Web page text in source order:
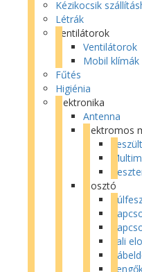
Kézikocsik
Létrák
Ventilátorok
Ventilátorok
Mobil klímák
Fűtés
Higiénia
Elektronika
Antenna
Elektromos
Elosztó
Fali